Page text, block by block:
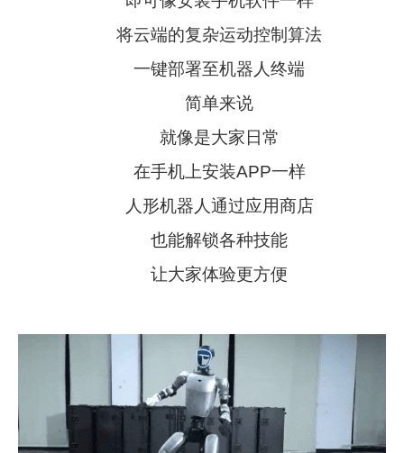
将云端的复杂运动控制算法
一键部署至机器人终端
简单来说
就像是大家日常
在手机上安装APP一样
人形机器人通过应用商店
也能解锁各种技能
让大家体验更方便